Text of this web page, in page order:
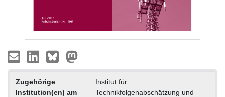
Zugehörige
Institution(en) am
Institut für
Technikfolgenabschätzung und